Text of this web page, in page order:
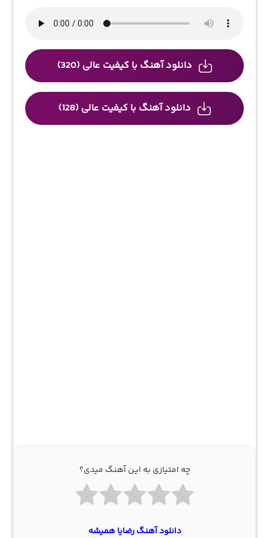
دانلود آهنگ با کیفیت عالی (320)
دانلود آهنگ با کیفیت عالی (128)
چه امتیازی به این آهنگ میدی؟
دانلود آهنگ رضایا همیشه